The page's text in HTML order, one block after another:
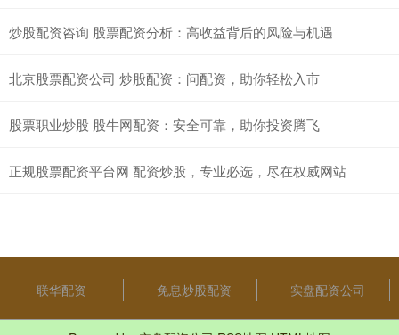
炒股配资咨询 股票配资分析：高收益背后的风险与机遇
北京股票配资公司 炒股配资：问配资，助你轻松入市
股票职业炒股 股牛网配资：安全可靠，助你投资腾飞
正规股票配资平台网 配资炒股，专业必选，尽在权威网站
联华配资 免息炒股配资 实盘配资公司